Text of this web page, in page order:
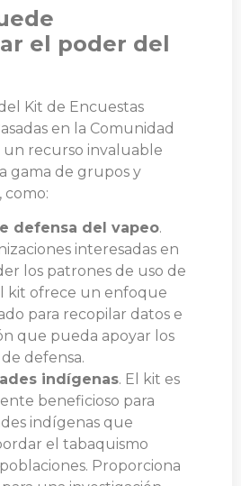
el poder del
Kit de Encuestas
en la Comunidad
un recurso invaluable
gama de grupos y
como:
defensa del vapeo.
interesadas en
los patrones de uso de
kit ofrece un enfoque
para recopilar datos e
que pueda apoyar los
defensa.
indígenas. El kit es
beneficioso para
indígenas que
el tabaquismo
Proporciona